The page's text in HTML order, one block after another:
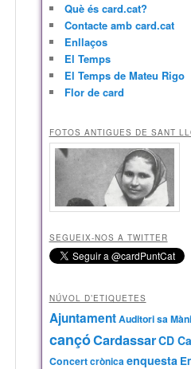
Què és card.cat?
Contacte amb card.cat
Enllaços
El Temps
El Temps de Mateu Rigo
Flor de card
FOTOS ANTIGUES DE SANT
SEGUEIX-NOS A TWITTER
NÚVOL D’ETIQUETES
AjuntamentAuditori sa
cançóCardassarCD
Concertcrònicaenquesta